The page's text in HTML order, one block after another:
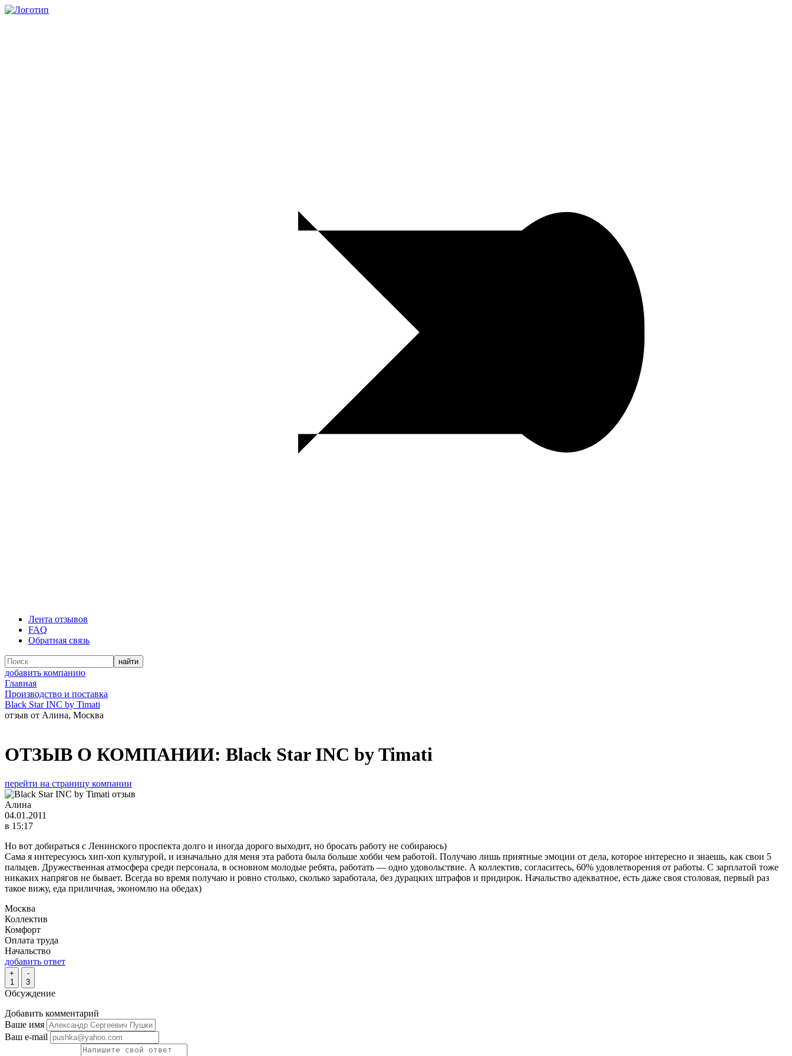
Лента отзывов
FAQ
Обратная связь
добавить компанию
Главная
Производство и поставка
Black Star INC by Timati
отзыв от Алина, Москва
ОТЗЫВ О КОМПАНИИ: Black Star INC by Timati
перейти на страницу компании
Алина
04.01.2011
в 15:17
Но вот добираться с Ленинского проспекта долго и иногда дорого выходит, но бросать работу не собираюсь)
Сама я интересуюсь хип-хоп культурой, и изначально для меня эта работа была больше хобби чем работой. Получаю лишь приятные эмоции от дела, которое интересно и знаешь, как свои 5
пальцев. Дружественная атмосфера среди персонала, в основном молодые ребята, работать — одно удовольствие. А коллектив, согласитесь, 60% удовлетворения от работы. С зарплатой тоже
никаких напрягов не бывает. Всегда во время получаю и ровно столько, сколько заработала, без дурацких штрафов и придирок. Начальство адекватное, есть даже своя столовая, первый раз
такое вижу, еда приличная, экономлю на обедах)
Москва
Коллектив
Комфорт
Оплата труда
Начальство
добавить ответ
+
1
-
3
Обсуждение
Добавить комментарий
Ваше имя
Ваш e-mail